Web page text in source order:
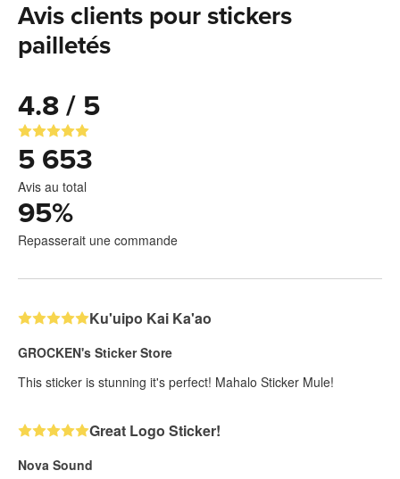
Avis clients pour stickers
pailletés
4.8 / 5
5 653
Avis au total
95%
Repasserait une commande
Ku'uipo Kai Ka'ao
GROCKEN's Sticker Store
This sticker is stunning it's perfect! Mahalo Sticker Mule!
Great Logo Sticker!
Nova Sound